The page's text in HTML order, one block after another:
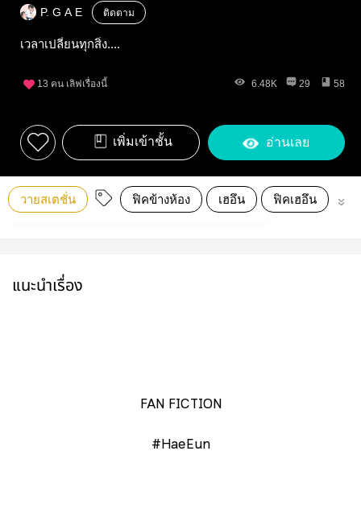
P. G A E ติดตาม
เวลาเปลี่ยนทุกสิ่ง....
13 คน เลิฟเรื่องนี้ 6.48K 29 58
เพิ่มเข้าชั้น อ่านเลย
วายสเตชั่น ฟิคข้างห้อง เฮอึน ฟิคเฮอึน
แนะนำเรื่อง
FAN FICTION
#HaeEun